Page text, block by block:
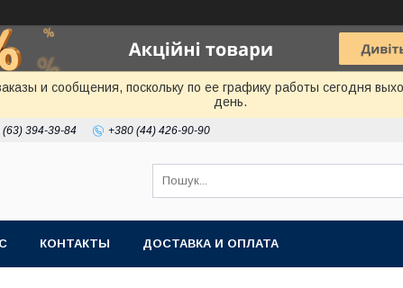
и сообщения, поскольку по ее графику работы сегодня
день.
(63) 394-39-84 +380 (44) 426-90-90
КОНТАКТЫ ДОСТАВКА И ОПЛАТА